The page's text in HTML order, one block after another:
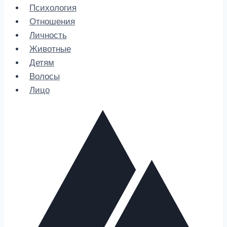
Психология
Отношения
Личность
Животные
Детям
Волосы
Лицо